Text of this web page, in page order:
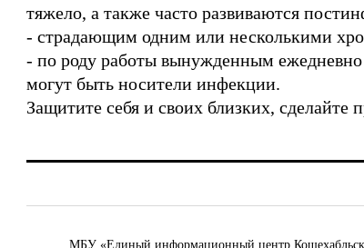
тяжело, а также часто развиваются
- страдающим одним или несколькими
- по роду работы вынужденным
могут быть носители инфекции.
Защитите себя и своих близких, сделайте
МБУ «Единый информационный центр